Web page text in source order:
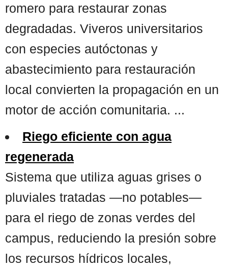
romero para restaurar zonas
degradadas. Viveros universitarios
con especies autóctonas y
abastecimiento para restauración
local convierten la propagación en un
motor de acción comunitaria. ...
Riego eficiente con agua
regenerada
Sistema que utiliza aguas grises o
pluviales tratadas —no potables—
para el riego de zonas verdes del
campus, reduciendo la presión sobre
los recursos hídricos locales,